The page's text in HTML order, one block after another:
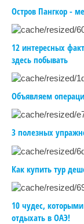
Остров Пангкор -
12 интересных
здесь побывать
Объявляем
3 полезных
Как купить тур
10 чудес,
отдыхать в ОАЭ!